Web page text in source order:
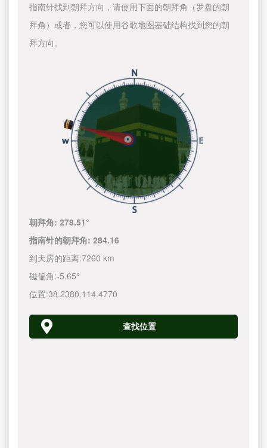
指南针找到朝拜方向，请使用下面的朝拜角（罗盘的朝
拜角）或者，您可以使用谷歌地图基础结构找到您的朝
拜方向。
朝拜角:278.51°
指南针的朝拜角:284.16
到天房的距离:7260 km
磁偏角:-5.65°
位置:38.2380,114.4770
查找位置